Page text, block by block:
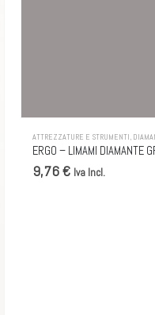
ATTREZZATURE E STRUMENTI,
ERGO – LIMAMI DIAMANTE
9,76 € Iva Incl.